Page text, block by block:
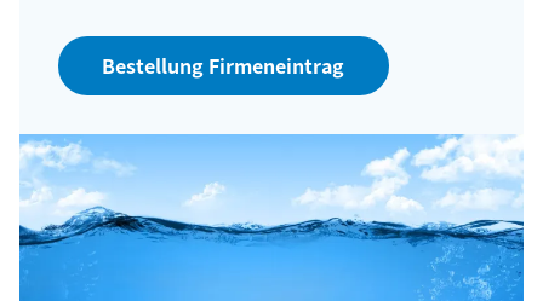
Bestellung Firmeneintrag